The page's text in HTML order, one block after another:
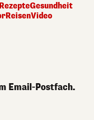
RezepteGesundheit
ReisenVideo
Email-Postfach.